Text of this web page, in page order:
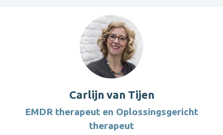
Carlijn van Tijen
EMDR therapeut en Oplossingsgericht
therapeut